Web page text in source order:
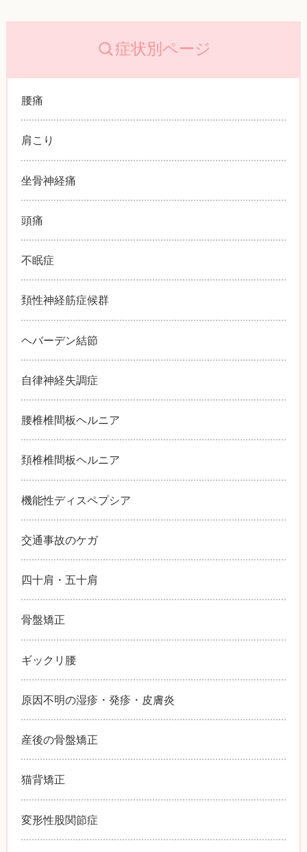
症状別ページ
腰痛
肩こり
坐骨神経痛
頭痛
不眠症
頚性神経筋症候群
ヘバーデン結節
自律神経失調症
腰椎椎間板ヘルニア
頚椎椎間板ヘルニア
機能性ディスペプシア
交通事故のケガ
四十肩・五十肩
骨盤矯正
ギックリ腰
原因不明の湿疹・発疹・皮膚炎
産後の骨盤矯正
猫背矯正
変形性股関節症